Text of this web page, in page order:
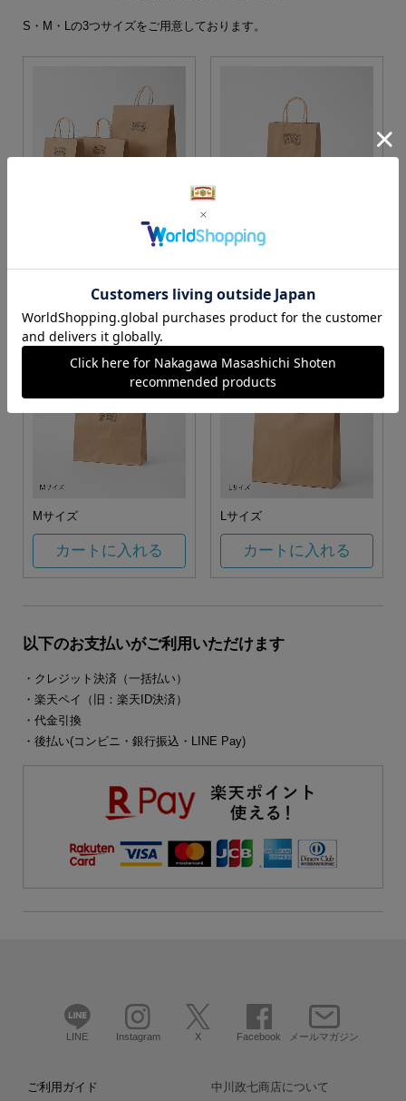
S・M・Lの3つサイズをご用意しております。
S・M・Lサイズより当店に
カートに入れる
Sサイズ
カートに入れる
Mサイズ
カートに入れる
Lサイズ
カートに入れる
以下のお支払いがご利用いただけます
・クレジット決済（一括払い）
・楽天ペイ（旧：楽天ID決済）
・代金引換
・後払い(コンビニ・銀行振込・LINE Pay)
LINE Instagram X Facebook メールマガジン
ご利用ガイド 中川政七商店について